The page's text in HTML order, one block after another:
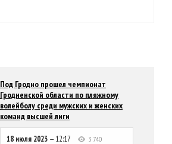
Под Гродно прошел чемпионат
Гродненской области по пляжному
волейболу среди мужских и женских
команд высшей лиги
18 июля 2023— 12:17 3 740